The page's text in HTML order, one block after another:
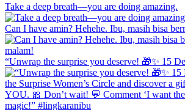
Take a deep breath—you are doing amazing.
Can I have amin? Hehehe. Ibu, masih bisa
“Unwrap the surprise you deserve! 🎁✨ 15